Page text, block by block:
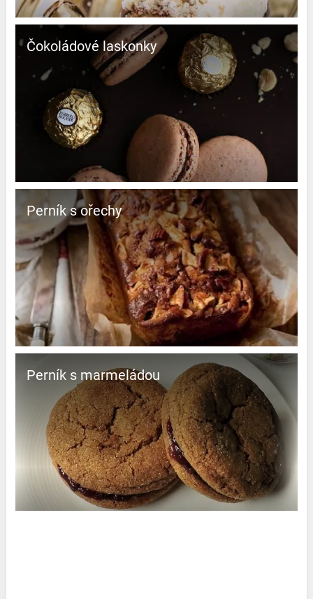
Čokoládové laskonky
Perník s ořechy
Perník s marmeládou